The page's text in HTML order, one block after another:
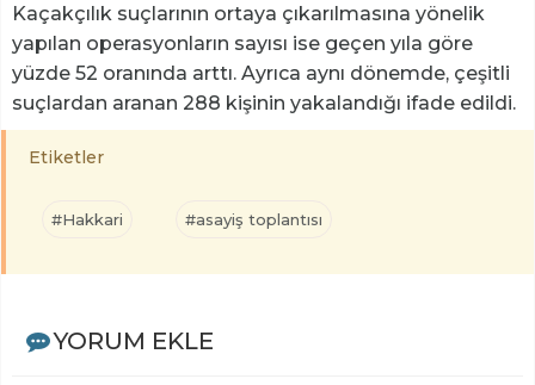
Kaçakçılık suçlarının ortaya çıkarılmasına yönelik
yapılan operasyonların sayısı ise geçen yıla göre
yüzde 52 oranında arttı. Ayrıca aynı dönemde, çeşitli
suçlardan aranan 288 kişinin yakalandığı ifade edildi.
Etiketler
#Hakkari #asayiş toplantısı
YORUM EKLE